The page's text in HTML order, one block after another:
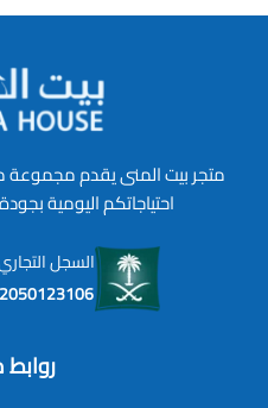
متجر بيت المنى يقدم مجموعة
احتياجاتكم اليومية
السجل
2050123106